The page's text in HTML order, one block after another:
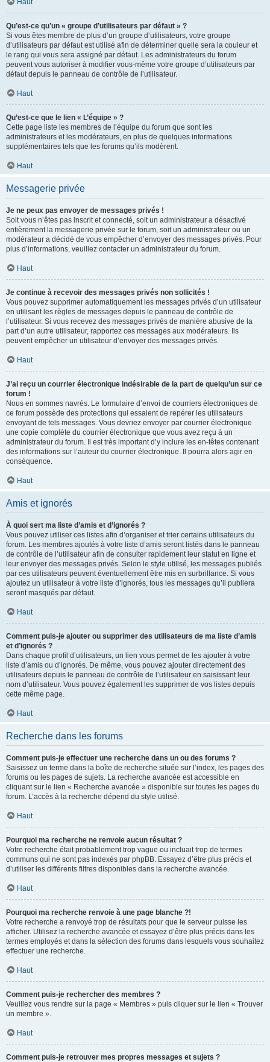
Haut
Qu’est-ce qu’un « groupe d’utilisateurs par défaut » ?
Si vous êtes membre de plus d’un groupe d’utilisateurs, votre groupe
d’utilisateurs par défaut est utilisé afin de déterminer quelle sera la couleur et
le rang qui vous sera assigné par défaut. Les administrateurs du forum
peuvent vous autoriser à modifier vous-même votre groupe d’utilisateurs par
défaut depuis le panneau de contrôle de l’utilisateur.
Haut
Qu’est-ce que le lien « L’équipe » ?
Cette page liste les membres de l’équipe du forum que sont les
administrateurs et les modérateurs, en plus de quelques informations
supplémentaires tels que les forums qu’ils modèrent.
Haut
Messagerie privée
Je ne peux pas envoyer de messages privés !
Soit vous n’êtes pas inscrit et connecté, soit un administrateur a désactivé
entièrement la messagerie privée sur le forum, soit un administrateur ou un
modérateur a décidé de vous empêcher d’envoyer des messages privés. Pour
plus d’informations, veuillez contacter un administrateur du forum.
Haut
Je continue à recevoir des messages privés non sollicités !
Vous pouvez supprimer automatiquement les messages privés d’un utilisateur
en utilisant les règles de messages depuis le panneau de contrôle de
l’utilisateur. Si vous recevez des messages privés de manière abusive de la
part d’un autre utilisateur, rapportez ces messages aux modérateurs. Ils
peuvent empêcher un utilisateur d’envoyer des messages privés.
Haut
J’ai reçu un courrier électronique indésirable de la part de quelqu’un sur ce
forum !
Nous en sommes navrés. Le formulaire d’envoi de courriers électroniques de
ce forum possède des protections qui essaient de repérer les utilisateurs
envoyant de tels messages. Vous devriez envoyer par courrier électronique
une copie complète du courrier électronique que vous avez reçu à un
administrateur du forum. Il est très important d’y inclure les en-têtes contenant
des informations sur l’auteur du courrier électronique. Il pourra alors agir en
conséquence.
Haut
Amis et ignorés
À quoi sert ma liste d’amis et d’ignorés ?
Vous pouvez utiliser ces listes afin d’organiser et trier certains utilisateurs du
forum. Les membres ajoutés à votre liste d’amis seront listés dans le panneau
de contrôle de l’utilisateur afin de consulter rapidement leur statut en ligne et
leur envoyer des messages privés. Selon le style utilisé, les messages publiés
par ces utilisateurs peuvent éventuellement être mis en surbrillance. Si vous
ajoutez un utilisateur à votre liste d’ignorés, tous les messages qu’il publiera
seront masqués par défaut.
Haut
Comment puis-je ajouter ou supprimer des utilisateurs de ma liste d’amis
et d’ignorés ?
Dans chaque profil d’utilisateurs, un lien vous permet de les ajouter à votre
liste d’amis ou d’ignorés. De même, vous pouvez ajouter directement des
utilisateurs depuis le panneau de contrôle de l’utilisateur en saisissant leur
nom d’utilisateur. Vous pouvez également les supprimer de vos listes depuis
cette même page.
Haut
Recherche dans les forums
Comment puis-je effectuer une recherche dans un ou des forums ?
Saisissez un terme dans la boîte de recherche située sur l’index, les pages des
forums ou les pages de sujets. La recherche avancée est accessible en
cliquant sur le lien « Recherche avancée » disponible sur toutes les pages du
forum. L’accès à la recherche dépend du style utilisé.
Haut
Pourquoi ma recherche ne renvoie aucun résultat ?
Votre recherche était probablement trop vague ou incluait trop de termes
communs qui ne sont pas indexés par phpBB. Essayez d’être plus précis et
d’utiliser les différents filtres disponibles dans la recherche avancée.
Haut
Pourquoi ma recherche renvoie à une page blanche ?!
Votre recherche a renvoyé trop de résultats pour que le serveur puisse les
afficher. Utilisez la recherche avancée et essayez d’être plus précis dans les
termes employés et dans la sélection des forums dans lesquels vous souhaitez
effectuer une recherche.
Haut
Comment puis-je rechercher des membres ?
Veuillez vous rendre sur la page « Membres » puis cliquer sur le lien « Trouver
un membre ».
Haut
Comment puis-je retrouver mes propres messages et sujets ?